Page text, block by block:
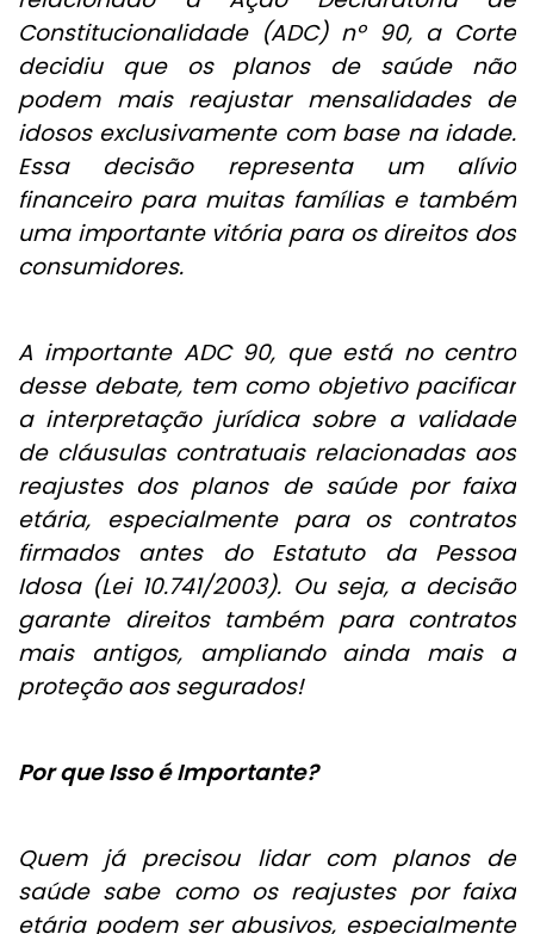
Constitucionalidade (ADC) nº 90, a Corte
decidiu que os planos de saúde não
podem mais reajustar mensalidades de
idosos exclusivamente com base na idade.
Essa decisão representa um alívio
financeiro para muitas famílias e também
uma importante vitória para os direitos dos
consumidores.
A importante ADC 90, que está no centro
desse debate, tem como objetivo pacificar
a interpretação jurídica sobre a validade
de cláusulas contratuais relacionadas aos
reajustes dos planos de saúde por faixa
etária, especialmente para os contratos
firmados antes do Estatuto da Pessoa
Idosa (Lei 10.741/2003). Ou seja, a decisão
garante direitos também para contratos
mais antigos, ampliando ainda mais a
proteção aos segurados!
Por que Isso é Importante?
Quem já precisou lidar com planos de
saúde sabe como os reajustes por faixa
etária podem ser abusivos, especialmente